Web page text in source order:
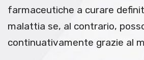
farmaceutiche a curare
malattia se, al contrario,
continuativamente grazie al